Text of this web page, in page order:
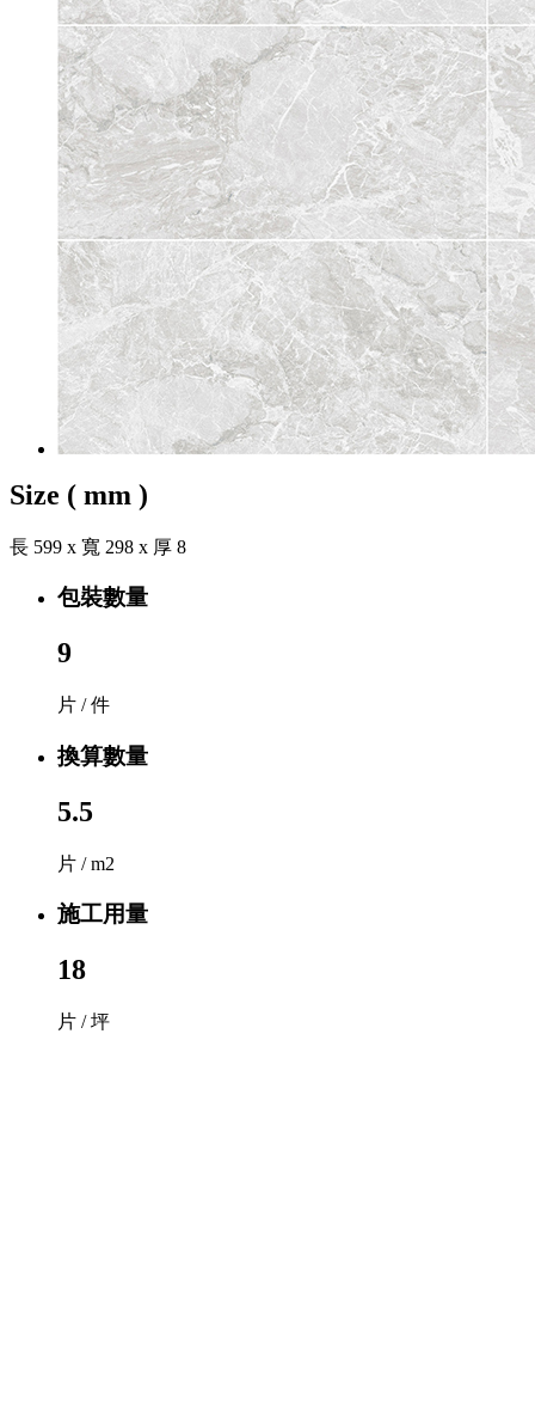
Size ( mm )
長 599 x 寬 298 x 厚 8
包裝數量
9
片 / 件
換算數量
5.5
片 / m2
施工用量
18
片 / 坪